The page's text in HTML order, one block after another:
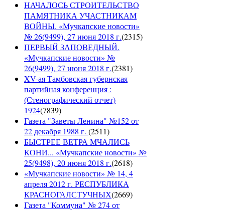
НАЧАЛОСЬ СТРОИТЕЛЬСТВО
ПАМЯТНИКА УЧАСТНИКАМ
ВОЙНЫ. «Мучкапские новости»
№ 26(9499), 27 июня 2018 г.(2315)
ПЕРВЫЙ ЗАПОВЕДНЫЙ.
«Мучкапские новости» №
26(9499), 27 июня 2018 г.(2381)
XV-ая Тамбовская губернская
партийная конференция :
(Стенографический отчет)
1924(7839)
Газета "Заветы Ленина" №152 от
22 декабря 1988 г. (2511)
БЫСТРЕЕ ВЕТРА МЧАЛИСЬ
КОНИ... «Мучкапские новости» №
25(9498), 20 июня 2018 г.(2618)
«Мучкапские новости» № 14, 4
апреля 2012 г. РЕСПУБЛИКА
КРАСНОГАЛСТУЧНЫХ(2669)
Газета "Коммуна" № 274 от